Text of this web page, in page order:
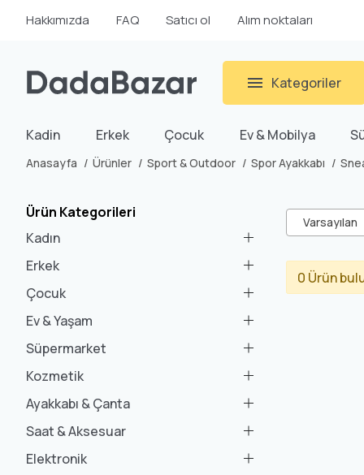
Hakkımızda FAQ Satıcı ol Alım noktaları
Kategoriler
Kadin Erkek Çocuk Ev & Mobilya
Anasayfa Ürünler Sport & Outdoor Spor Ayakkabı
Ürün Kategorileri
Kadın
Erkek
Çocuk
Ev & Yaşam
Süpermarket
Kozmetik
Ayakkabı & Çanta
Saat & Aksesuar
Elektronik
Varsayılan
0 Ürün